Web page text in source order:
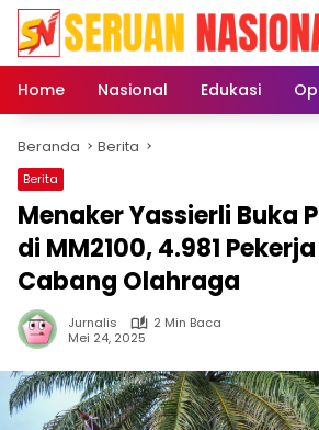
Langsung
konten
Home
Nasional Edukasi
Beranda Berita
Berita
Menaker Yassierli Buka
di MM2100, 4.981
Cabang Olahraga
Jurnalis
2 Min Baca
Mei 24, 2025